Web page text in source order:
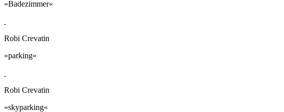
»Badezimmer«
Robi Crevatin
»parking«
Robi Crevatin
»skyparking«